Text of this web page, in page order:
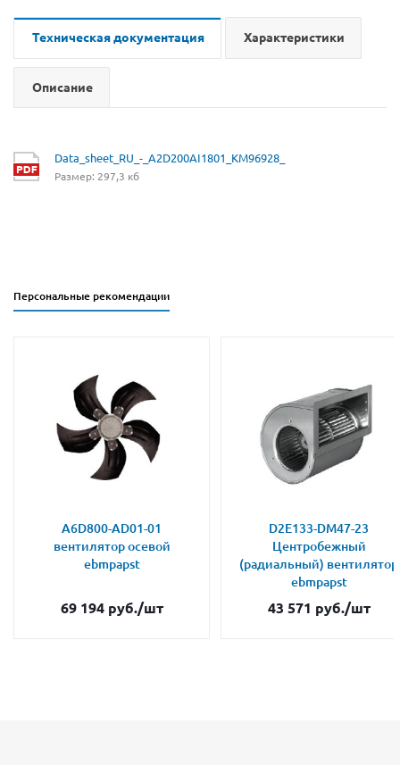
Техническая документация Характеристики
Описание
Data_sheet_RU_-_A2D200AI1801_KM96928_
Размер: 297,3 кб
Персональные рекомендации
A6D800-AD01-01
вентилятор осевой
ebmpapst
69 194руб./шт
D2E133-DM47-23
Центробежный
(радиальный) вентилятор
ebmpapst
43 571 руб./шт